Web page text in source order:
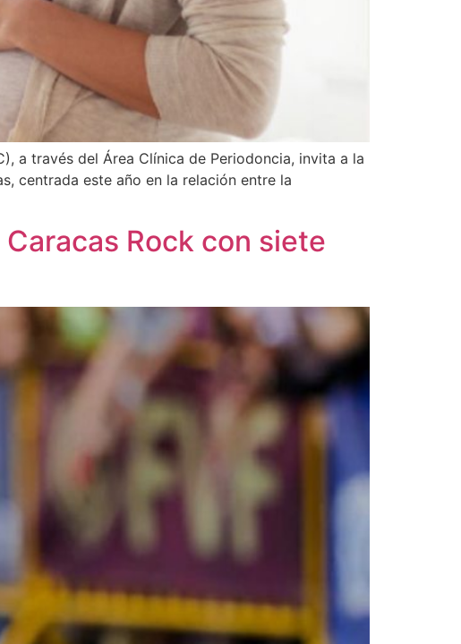
a través del Área Clínica de Periodoncia, invita a la
centrada este año en la relación entre la
Rock con siete